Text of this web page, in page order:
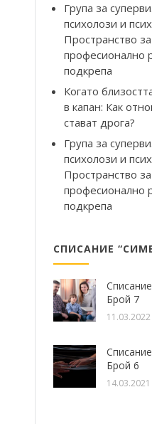
Група за
психолози и
Пространство за
професионално
подкрепа
Когато
в капан: Как
стават дрога?
Група за
психолози и
Пространство за
професионално
подкрепа
СПИСАНИЕ
Брой 7
11.03.2022
Брой 6
14.03.2021